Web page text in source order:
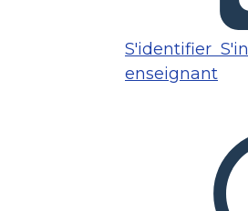
S'identifier
enseignant